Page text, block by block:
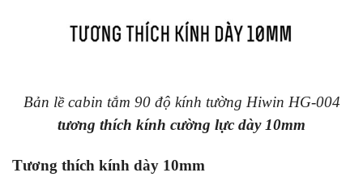
Bản lề cabin tắm 90 độ kính tường Hiwin HG-004
tương thích kính cường lực dày 10mm
Tương thích kính dày 10mm